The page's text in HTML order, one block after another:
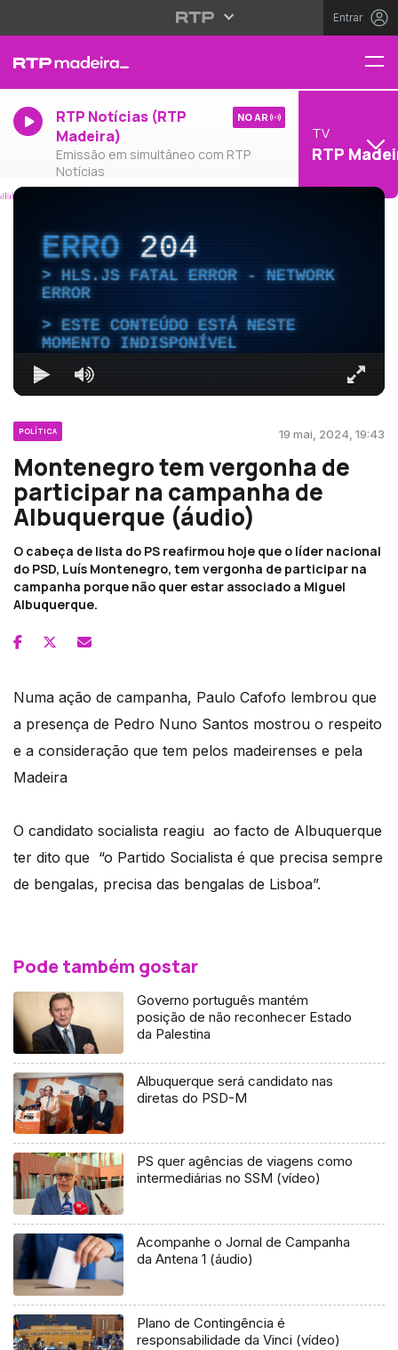
Entrar
RTP Notícias (RTP
Madeira)
Emissão em simultâneo com RTP
Notícias
NO AR
TV
RTP
ERRO204
HLS.JS FATAL ERROR - NETWORK
ERROR
ESTE CONTEÚDO ESTÁ NESTE
MOMENTO INDISPONÍVEL
POLÍTICA 19 mai, 2024, 19:43
Montenegro tem vergonha de
participar na campanha de
Albuquerque (áudio)
O cabeça de lista do PS reafirmou hoje que o líder nacional
do PSD, Luís Montenegro, tem vergonha de participar na
campanha porque não quer estar associado a Miguel
Albuquerque.
Numa ação de campanha, Paulo Cafofo lembrou que
a presença de Pedro Nuno Santos mostrou o respeito
e a consideração que tem pelos madeirenses e pela
Madeira
O candidato socialista reagiu ao facto de Albuquerque
ter dito que “o Partido Socialista é que precisa sempre
de bengalas, precisa das bengalas de Lisboa”.
Pode também gostar
Governo português mantém
posição de não reconhecer Estado
da Palestina
Albuquerque será candidato nas
diretas do PSD-M
PS quer agências de viagens como
intermediárias no SSM (vídeo)
Acompanhe o Jornal de Campanha
da Antena 1 (áudio)
Plano de Contingência é
responsabilidade da Vinci (vídeo)